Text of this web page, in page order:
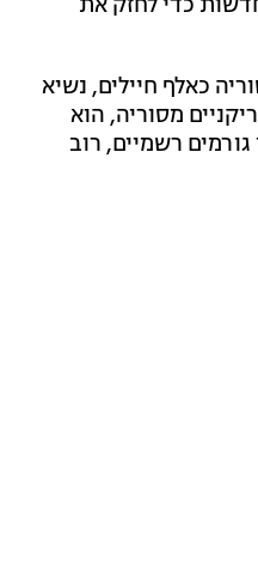
כדי לחזק את
כאלף חיילים, נשיא
מסוריה, הוא
גורמים רשמיים, רוב